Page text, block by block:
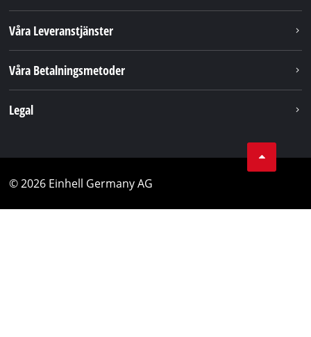
Våra Leveranstjänster
Våra Betalningsmetoder
Legal
© 2026 Einhell Germany AG